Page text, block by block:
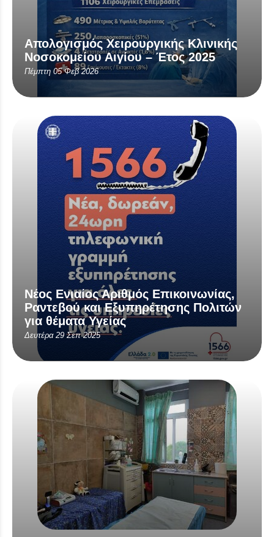
Απολογισμός Χειρουργικής Κλινικής
Νοσοκομείου Αιγίου – Έτος 2025
Πέμπτη 05 Φεβ 2026
Νέος Ενιαίος Αριθμός Επικοινωνίας,
Ραντεβού και Εξυπηρέτησης Πολιτών
για θέματα Υγείας
Δευτέρα 29 Σεπ 2025